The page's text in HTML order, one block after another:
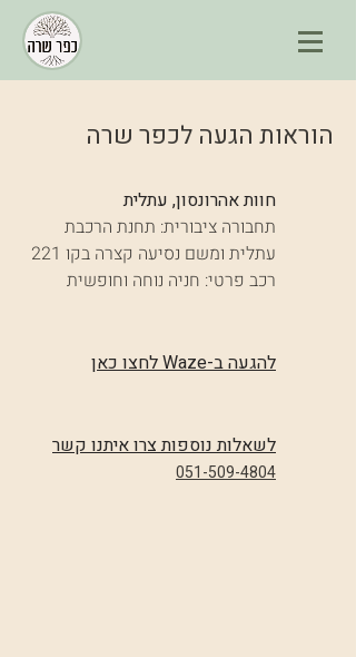
הוראות הגעה לכפר שרה
חוות אהרונסון, עתלית
תחבורה ציבורית: תחנת הרכבת
עתלית ומשם נסיעה קצרה בקו 221
רכב פרטי: חניה נוחה וחופשית
להגעה ב-Waze לחצו כאן
לשאלות נוספות צרו איתנו קשר
051-509-4804